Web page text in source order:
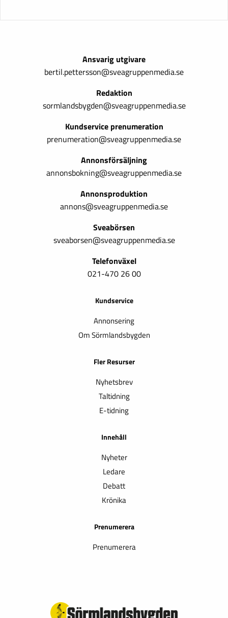
Ansvarig utgivare
bertil.pettersson@sveagruppenmedia.se
Redaktion
sormlandsbygden@sveagruppenmedia.se
Kundservice prenumeration
prenumeration@sveagruppenmedia.se
Annonsförsäljning
annonsbokning@sveagruppenmedia.se
Annonsproduktion
annons@sveagruppenmedia.se
Sveabörsen
sveaborsen@sveagruppenmedia.se
Telefonväxel
021-470 26 00
Kundservice
Annonsering
Om Sörmlandsbygden
Fler Resurser
Nyhetsbrev
Taltidning
E-tidning
Innehåll
Nyheter
Ledare
Debatt
Krönika
Prenumerera
Prenumerera